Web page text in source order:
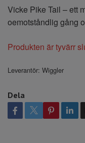
Vicke Pike Tail – ett
oemotståndlig gång
Produkten är tyvärr
Leverantör: Wiggler
Dela